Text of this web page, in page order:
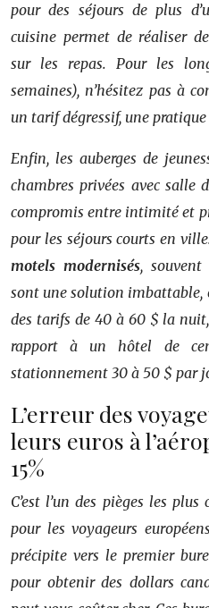
pour des séjours de plus
cuisine permet de réaliser
sur les repas. Pour les
semaines), n’hésitez pas à
un tarif dégressif, une
Enfin, les auberges de
chambres privées avec salle
compromis entre intimité et
pour les séjours courts en
motels modernisés, souvent
sont une solution
des tarifs de 40 à 60 $ la
rapport à un hôtel de
stationnement 30 à 50 $ par
L’erreur des
leurs euros à
15%
C’est l’un des pièges les
pour les voyageurs
précipite vers le premier
pour obtenir des dollars